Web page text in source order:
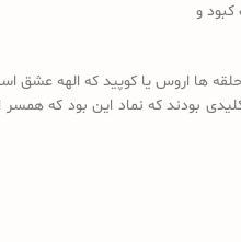
و
ها اروس یا کوپید که الهه عشق
که نماد این بود که همسر